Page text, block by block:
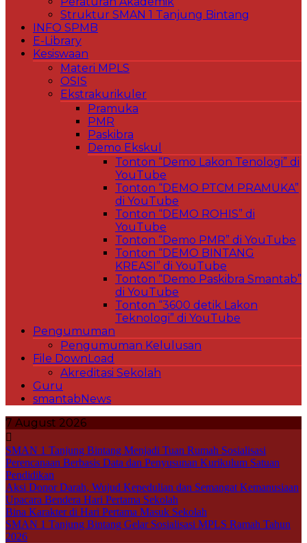
Struktur SMAN 1 Tanjung Bintang
INFO SPMB
E-Library
Kesiswaan
Materi MPLS
OSIS
Ekstrakurikuler
Pramuka
PMR
Paskibra
Demo Ekskul
Tonton “Demo Lakon Tenologi” di
YouTube
Tonton “DEMO PTCM PRAMUKA”
di YouTube
Tonton “DEMO ROHIS” di
YouTube
Tonton “Demo PMR” di YouTube
Tonton “DEMO BINTANG
KREASI” di YouTube
Tonton “Demo Paskibra Smantab”
di YouTube
Tonton “3600 detik Lakon
Teknologi” di YouTube
Pengumuman
Pengumuman Kelulusan
File DownLoad
Akreditasi Sekolah
Guru
smantabNews
7 August 2026
SMAN 1 Tanjung Bintang Menjadi Tuan Rumah Sosialisasi
Perencanaan Berbasis Data dan Penyusunan Kurikulum Satuan
Pendidikan
Aksi Donor Darah, Wujud Kepedulian dan Semangat Kemanusiaan
Upacara Bendera Hari Pertama Sekolah
Bina Karakter di Hari Pertama Masuk Sekolah
SMAN 1 Tanjung Bintang Gelar Sosialisasi MPLS Ramah Tahun
2026